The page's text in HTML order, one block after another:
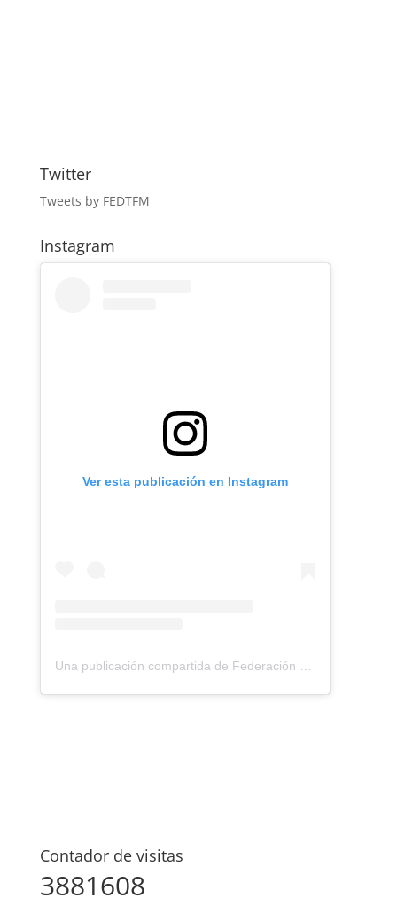
Twitter
Tweets by FEDTFM
Instagram
Ver esta publicación en Instagram
Una publicación compartida de Federación Montañismo Tenerife (@federacion_montanismo_tenerife)
Contador de visitas
3881608